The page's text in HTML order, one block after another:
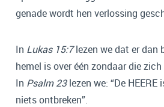
genade wordt hen verlossing
In Lukas 15:7lezen we dat er dan
hemel is over één zondaar die zich
In Psalm 23lezen we: “De HEERE
niets ontbreken”.